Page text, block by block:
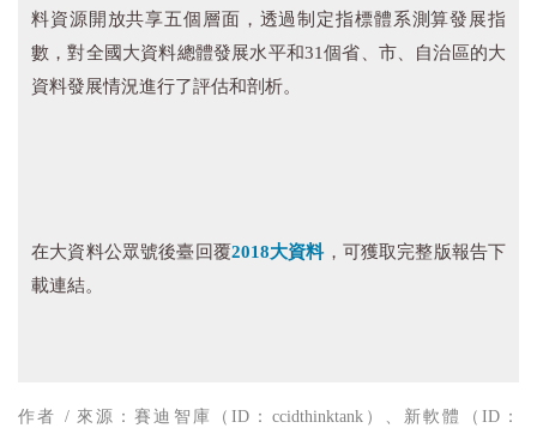
料資源開放共享五個層面，透過制定指標體系測算發展指
數，對全國大資料總體發展水平和31個省、市、自治區的大
資料發展情況進行了評估和剖析。
在大資料公眾號後臺回覆2018大資料，可獲取完整版報告下
載連結。
作者 / 來源：賽迪智庫（ID：ccidthinktank）、新軟體（ID：